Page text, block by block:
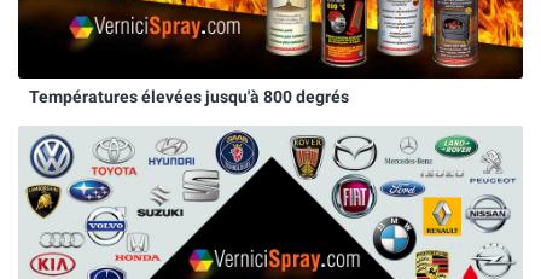
Températures élevées jusqu'à 800 degrés